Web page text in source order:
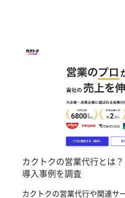
カクトクの営業代行とは？
導入事例を調査
カクトクの営業代行や関連サ